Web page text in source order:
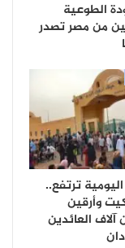
الطوعية
من مصر تصدر
ترتفع..
وأرقين
العائدين